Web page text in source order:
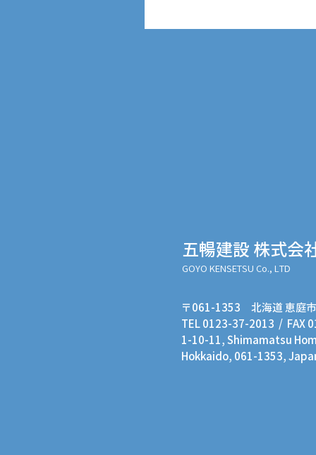
五暢建設 株式会
GOYO KENSETSU Co., LTD
〒061-1353 北海道 恵庭
TEL 0123-37-2013 / FAX
1-10-11, Shimamatsu
Hokkaido, 061-1353,